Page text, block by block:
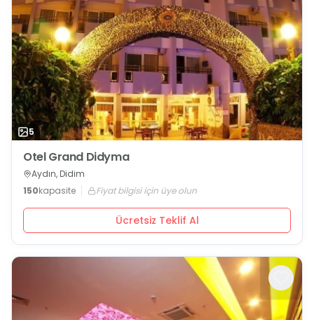
5
Otel Grand Didyma
Aydın, Didim
150kapasite Fiyat bilgisi için üye olun
Ücretsiz Teklif Al